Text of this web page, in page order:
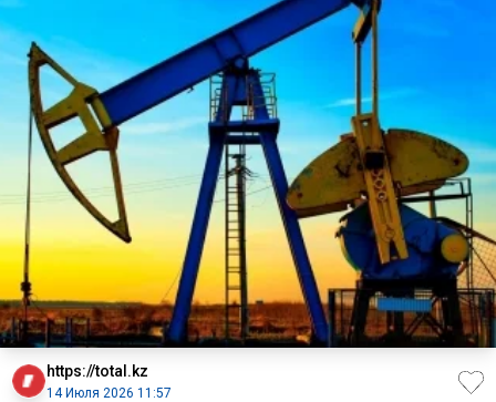
https://total.kz
14 Июля 2026 11:57